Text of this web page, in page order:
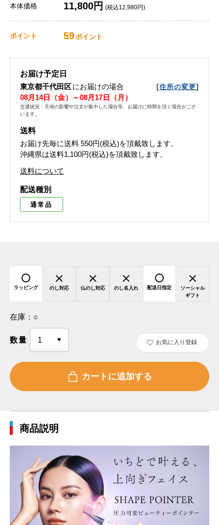
本体価格 11,800円 (税込12,980円)
ポイント 59ポイント
お届け予定日
東京都千代田区にお届けの場合 [住所の変更]
08月14日（金）～08月17日（月）
交通状況・天候の影響や注文が集中した場合等、お届けに時間を頂く場合がござ
います。
送料
お届け先毎に送料 550円(税込)を頂戴致します。
沖縄県は送料1,100円(税込)を頂戴致します。
送料について
配送種別
通常品
ラッピング のし対応 仏のし対応 のし名入れ 配送日指定
ソーシャル
ギフト
在庫： ○
数量 お気に入り登録
商品説明